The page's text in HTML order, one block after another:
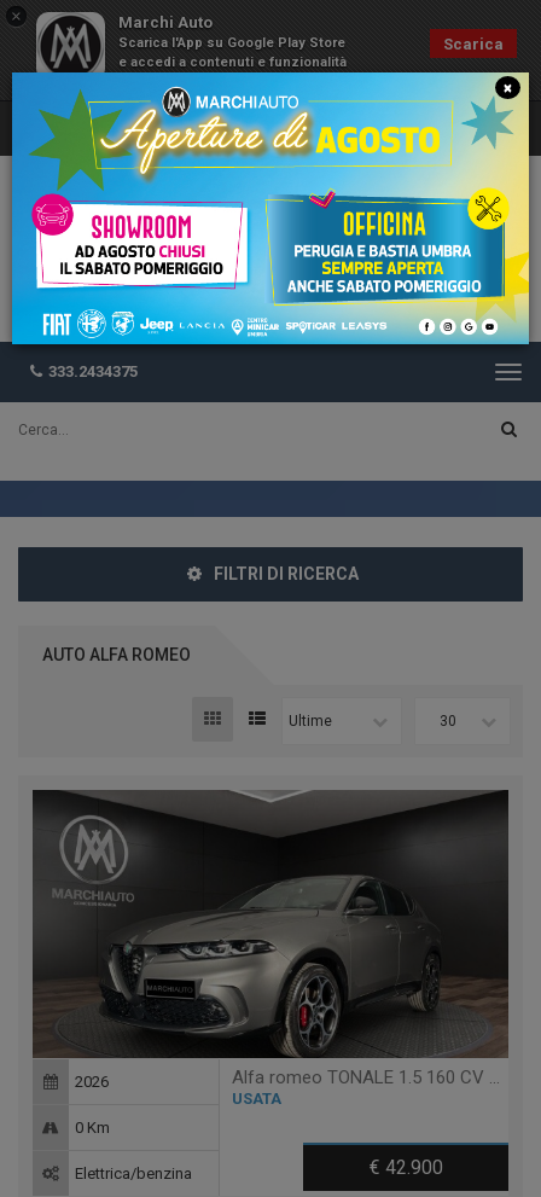
× Marchi Auto
Scarica l'App su Google Play Store
e accedi a contenuti e funzionalità
Scarica
333.2434375
FILTRI DI RICERCA
AUTO ALFA ROMEO
Ultime 30
Alfa romeo TONALE 1.5 160 CV MHEV TCT7 VELOCE
USATA
€ 42.900
2026
0 Km
Elettrica/benzina
×